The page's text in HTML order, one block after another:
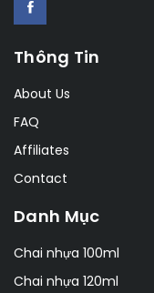
Thông Tin
About Us
FAQ
Affiliates
Contact
Danh Mục
Chai nhựa 100ml
Chai nhựa 120ml